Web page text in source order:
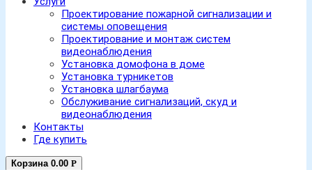
Проектирование пожарной сигнализации и
системы оповещения
Проектирование и монтаж систем
видеонаблюдения
Установка домофона в доме
Установка турникетов
Установка шлагбаума
Обслуживание сигнализаций, скуд и
видеонаблюдения
Контакты
Где купить
Корзина 0.00 Р